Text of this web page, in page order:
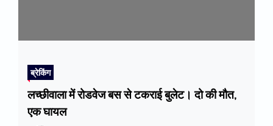
ब्रेकिंग
लच्छीवाला में रोडवेज बस से टकराई बुलेट। दो की मौत,
एक घायल